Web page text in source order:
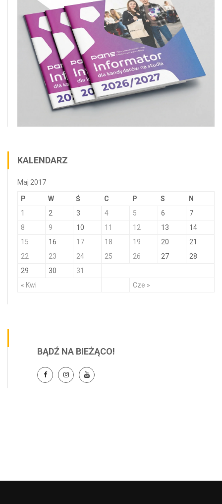
KALENDARZ
Maj 2017
P W Ś C P S N
« Kwi Cze »
1 2 3 4 5 6
7
8
9 10 11 12 13
14
15
16 17 18 19 20
21
22
23 24 25 26 27
28
29
30 31
BĄDŹ NA BIEŻĄCO!